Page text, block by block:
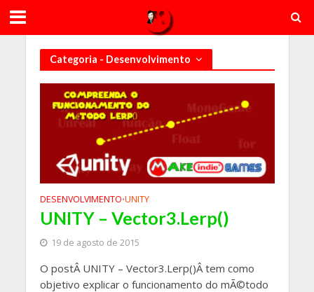
Categoria - Desenvolvimento
DESENVOLVIMENTO•UNITY
UNITY – Vector3.Lerp()
19 de agosto de 2015
O postÂ UNITY – Vector3.Lerp()Â tem como
objetivo explicar o funcionamento do mÃ©todo